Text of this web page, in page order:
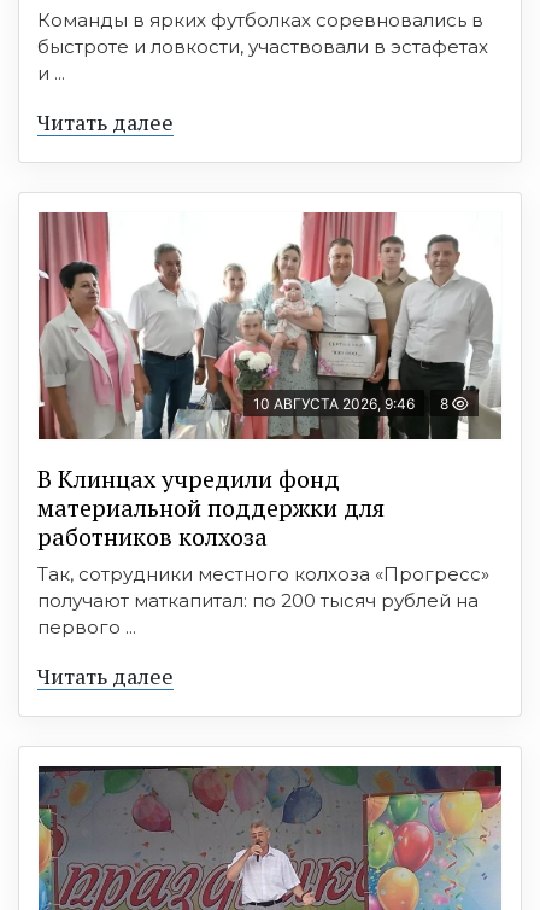
Команды в ярких футболках соревновались в
быстроте и ловкости, участвовали в эстафетах
и ...
Читать далее
10 АВГУСТА 2026, 9:46 8
В Клинцах учредили фонд
материальной поддержки для
работников колхоза
Так, сотрудники местного колхоза «Прогресс»
получают маткапитал: по 200 тысяч рублей на
первого ...
Читать далее